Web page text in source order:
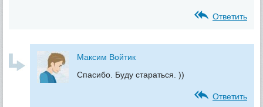
Ответить
Максим Войтик
Спасибо. Буду стараться. ))
Ответить